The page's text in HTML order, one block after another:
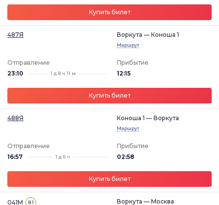
Купить билет
487Я Воркута — Коноша 1
Маршрут
Отправление
23:10
1 д 8 ч 11 м
Прибытие
12:15
Купить билет
488Я Коноша 1 — Воркута
Маршрут
Отправление
16:57
1 д 6 ч
Прибытие
02:58
Купить билет
041М 8.1
Воркута — Москва